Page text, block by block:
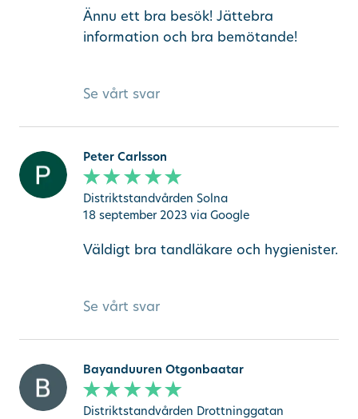
Ännu ett bra besök! Jättebra
information och bra bemötande!
Se vårt svar
Peter Carlsson
Distriktstandvården Solna
18 september 2023 via Google
Väldigt bra tandläkare och hygienister.
Se vårt svar
Bayanduuren Otgonbaatar
Distriktstandvården Drottninggatan